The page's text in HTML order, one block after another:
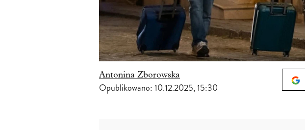
Antonina Zborowska
Opublikowano:10.12.2025, 15:30